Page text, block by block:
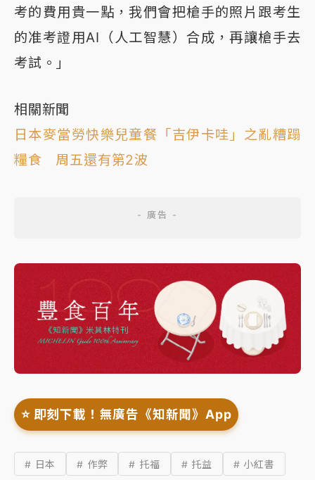
考的費用貴一點，我們會把槍手的照片跟考生
的准考證用AI（人工智慧）合成，再讓槍手去
考試。」
相關新聞
日本麥當勞快樂兒童餐「吉伊卡哇」之亂糟蹋
糧食 周五還有第2波
⭐️ 即刻下載！無廣告《知新聞》App
# 日本 # 作弊 # 托福 # 托益 # 小紅書